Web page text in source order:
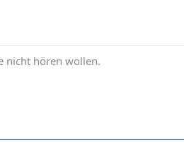
nicht hören wollen.